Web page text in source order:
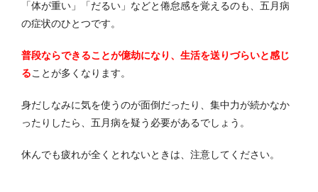
「体が重い」「だるい」などと倦怠感を覚えるのも、五月病
の症状のひとつです。
普段ならできることが億劫になり、生活を送りづらいと感じ
ることが多くなります。
身だしなみに気を使うのが面倒だったり、集中力が続かなか
ったりしたら、五月病を疑う必要があるでしょう。
休んでも疲れが全くとれないときは、注意してください。